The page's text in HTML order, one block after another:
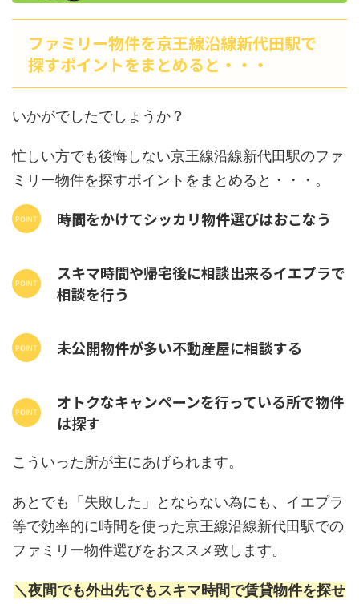
ファミリー物件を京王線沿線新代田駅で
探すポイントをまとめると・・・
いかがでしたでしょうか？
忙しい方でも後悔しない京王線沿線新代田駅のファ
ミリー物件を探すポイントをまとめると・・・。
時間をかけてシッカリ物件選びはおこなう
スキマ時間や帰宅後に相談出来るイエプラで
相談を行う
未公開物件が多い不動産屋に相談する
オトクなキャンペーンを行っている所で物件
は探す
こういった所が主にあげられます。
あとでも「失敗した」とならない為にも、イエプラ
等で効率的に時間を使った京王線沿線新代田駅での
ファミリー物件選びをおススメ致します。
＼夜間でも外出先でもスキマ時間で賃貸物件を探せ